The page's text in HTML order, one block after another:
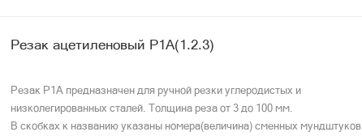
Резак ацетиленовый Р1А(1.2.3)
Резак Р1А предназначен для ручной резки углеродистых и
низколегированных сталей. Толщина реза от 3 до 100 мм.
В скобках к названию указаны номера(величина) сменных мундштуков